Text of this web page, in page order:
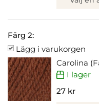
Färg 2:
Lägg i varukorgen
Carolina
I lager
27 kr